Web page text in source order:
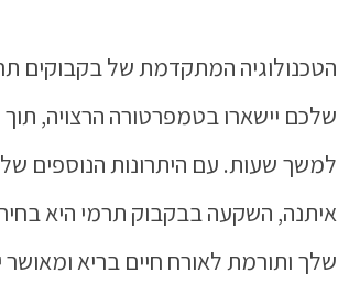
הטכנולוגיה המתקדמת של בקבוקים
שלכם יישארו בטמפרטורה הרצויה,
למשך שעות. עם היתרונות הנוספים של
איתנה, השקעה בבקבוק תרמי היא
שלך ותורמת לאורח חיים בריא ומאושר